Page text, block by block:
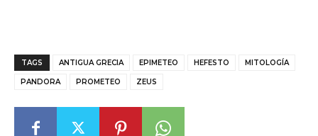
TAGS ANTIGUA GRECIA EPIMETEO HEFESTO MITOLOGÍA
PANDORA PROMETEO ZEUS